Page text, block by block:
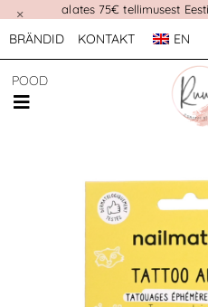
alates 75€ tellimusest
×
BRÄNDID KONTAKT EN
POOD